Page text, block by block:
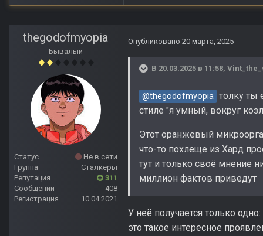
thegodofmyopia
Бывалый
Статус
Не в сети
Группа
Сталкеры
Репутация
311
Сообщений
408
Регистрация
10.04.2021
Опубликовано 20 марта, 2025
В 20.03.2025 в 11:58,
@thegodofmyopia толку ты
стиле "я умный, вокруг
Этот оранжевый
что-то похлеще из Хард
тут и только своё мнение
миллион фактов приведут
У неё получается только
это такое интересное